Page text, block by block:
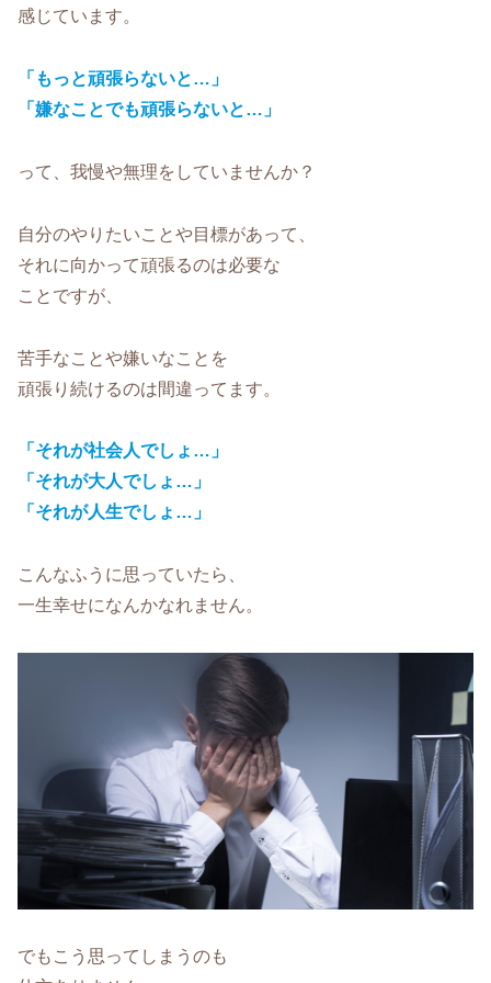
感じています。
「もっと頑張らないと…」
「嫌なことでも頑張らないと…」
って、我慢や無理をしていませんか？
自分のやりたいことや目標があって、
それに向かって頑張るのは必要な
ことですが、
苦手なことや嫌いなことを
頑張り続けるのは間違ってます。
「それが社会人でしょ…」
「それが大人でしょ…」
「それが人生でしょ…」
こんなふうに思っていたら、
一生幸せになんかなれません。
でもこう思ってしまうのも